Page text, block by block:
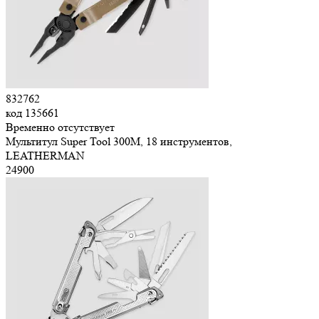
832762
код 135661
Временно отсутствует
Мультитул Super Tool 300M, 18 инструментов,
LEATHERMAN
24900